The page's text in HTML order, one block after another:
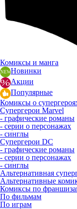
Комиксы и манга
Новинки
Акции
Популярные
Комиксы о
Супергерои Marvel
- графические романы
- серии о персонажах
- синглы
Супергерои DC
- графические романы
- серии о персонажах
- синглы
Альтернативная
Альтернативные
Комиксы по
По фильмам
По играм